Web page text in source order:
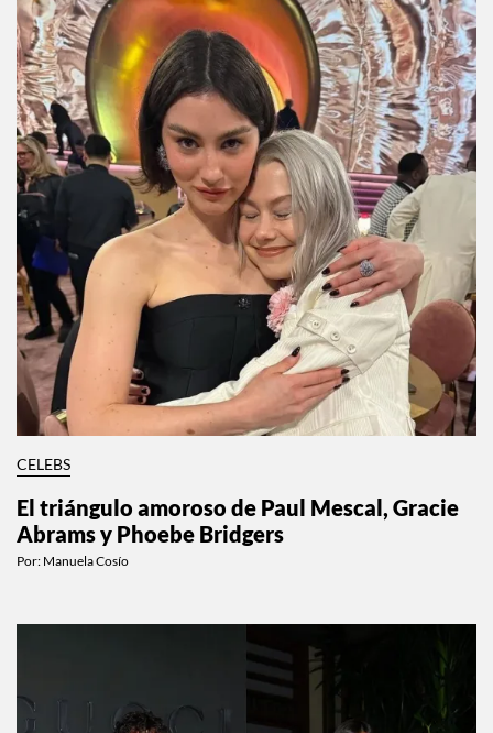
CELEBS
El triángulo amoroso de Paul Mescal, Gracie
Abrams y Phoebe Bridgers
Por: Manuela Cosío